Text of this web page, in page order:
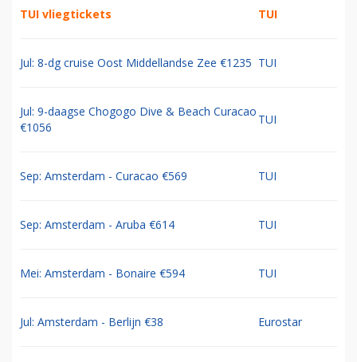
TUI vliegtickets TUI
Jul: 8-dg cruise Oost Middellandse Zee €1235 TUI
Jul: 9-daagse Chogogo Dive & Beach Curacao
€1056
TUI
Sep: Amsterdam - Curacao €569 TUI
Sep: Amsterdam - Aruba €614 TUI
Mei: Amsterdam - Bonaire €594 TUI
Jul: Amsterdam - Berlijn €38 Eurostar